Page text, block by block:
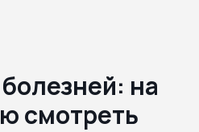
на
смотреть